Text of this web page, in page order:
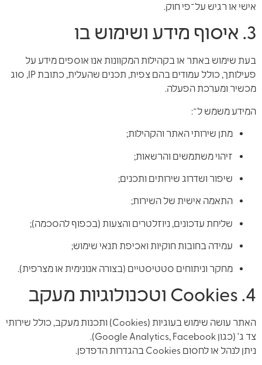
אישי או רגיש על־פי חוק.
3. איסוף מידע ושימוש בו
בעת שימוש באתר או בקהילות המקוונות אנו אוספים מידע על
פעילותך, כולל עמודים בהם צפית, תכנים שהעלית, כתובת IP, סוג
מכשיר ומערכת הפעלה.
המידע משמש ל־:
מתן שירותי האתר והקהילות;
זיהוי משתמשים והרשאות;
שיפור ושדרוג שירותים ותכנים;
התאמה אישית של השירות;
שליחת עדכונים, ניוזלטרים והצעות (בכפוף להסכמה);
עמידה בחובות חוקיות ואכיפת תנאי שימוש;
מחקר וניתוחים סטטיסטיים (בצורה אנונימית או מצרפית).
4. Cookies וטכנולוגיות מעקב
האתר עושה שימוש בעוגיות (Cookies) ותכנות מעקב, כולל שירותי
צד ג' (כגון Google Analytics, Facebook).
ניתן לנהל או לחסום Cookies בהגדרות הדפדפן.